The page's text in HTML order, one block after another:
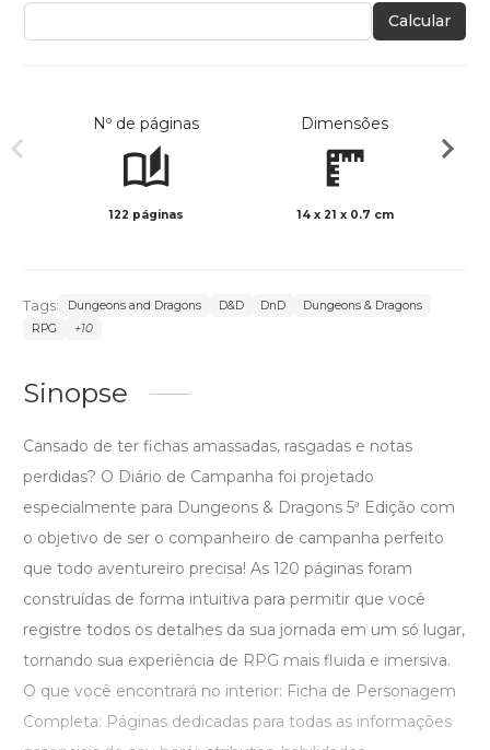
Calcular
Nº de páginas
122 páginas
Dimensões
14 x 21 x 0.7 cm
Tags: Dungeons and Dragons D&D DnD
Dungeons & Dragons
RPG
+10
Sinopse
Cansado de ter fichas amassadas, rasgadas e notas
perdidas? O Diário de Campanha foi projetado
especialmente para Dungeons & Dragons 5ª Edição com
o objetivo de ser o companheiro de campanha perfeito
que todo aventureiro precisa! As 120 páginas foram
construídas de forma intuitiva para permitir que você
registre todos os detalhes da sua jornada em um só lugar,
tornando sua experiência de RPG mais fluida e imersiva.
O que você encontrará no interior: Ficha de Personagem
Completa: Páginas dedicadas para todas as informações